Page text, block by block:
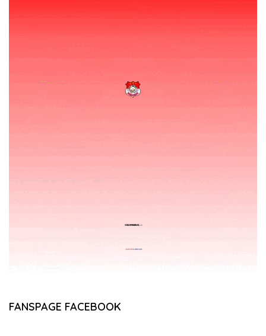
FANSPAGE FACEBOOK